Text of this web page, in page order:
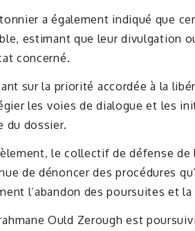
a également indiqué que
estimant que leur divulgation
concerné.
sur la priorité accordée à la
les voies de dialogue et les
du dossier.
le collectif de défense de
de dénoncer des procédures
l’abandon des poursuites et
Ould Zerough est